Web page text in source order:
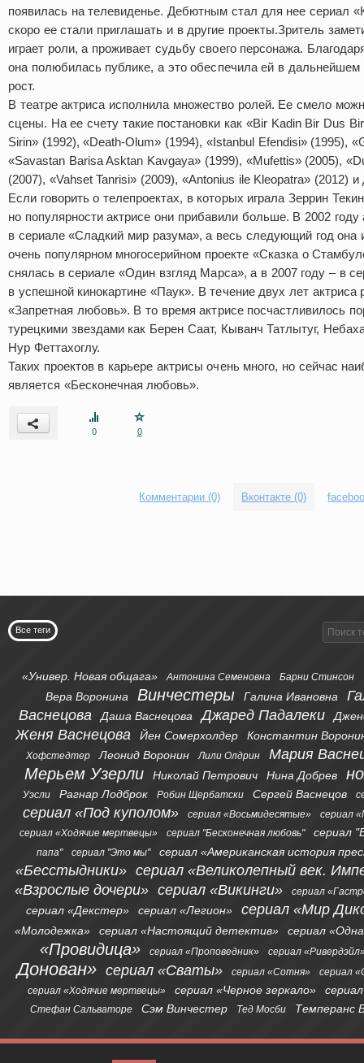
появилась на телевиденье. Дебютным стал для нее сериал
скоро ее стали приглашать и в другие проекты.Зритель
играет роли, а проживает судьбу своего персонажа.
она полюбилась публике, а это обеспечила ей в дальнейшем
рост.
В театре актриса исполнила множество ролей. Ее смело
сцены. На ее счету такие постановки как «Bir Kadin Bir Dus
Sirin» (1992), «Death-Olum» (1994), «Istanbul Efendisi» (1995),
«Savastan Barisa Asktan Kavgaya» (1999), «Mufettis» (2005),
(2007), «Vahset Tanrisi» (2009), «Antonius ile Kleopatra» (2012) и
Если говорить о телепроектах, в которых играла Зеррин
но популярности актрисе они прибавили больше. В 2002 году
в сериале «Сладкий мир разума», а весь следующий год она
очень популярном многосерийном проекте «Сказка о
снялась в сериале «Один взгляд Марса», а в 2007 году – в
в успешной кинокартине «Паук». В течение двух лет актриса
«Запретная любовь». В то время актрисе посчастливилось
турецкими звездами как Берен Саат, Кыванч Татлытуг,
Нур Феттахоглу.
Таких проектов в карьере актрисы очень много, но сейчас
является «Бесконечная любовь».
0 0
Комментарии (0) Вконтакте (0)
Все теги
«Универ. Новая общага» Антонина Семеновна Барни Стинсон
Вера Воронина Винчестеры Галина Ивановна
Васнецова
Даша Васнецова Джаред Падалеки
Женя Васнецова Йен Сомерхолдер Константин
Хофстедтер Леонид Воронин Лили Олдрин Мария
Мерьем Узерли Николай Петрович Нина Добрев
Уэсли Рагнар Лодброк Робин Щербатски Сергей Васнецов
сериал «Под куполом» сериал «Восьмидесятые»
сериал
сериал «Ходячие мертвецы»
сериал "Бесконечная любовь" сериал
папа" сериал "Это мы" сериал «Американская история
«Бесстыдники» сериал «Великолепный век.
«Взрослые дочери» сериал «Викинги» сериал
сериал «Декстер» сериал «Легион» сериал «Мир
«Молодежка» сериал «Настоящий детектив» сериал
«Провидица» сериал «Проповедник» сериал
Донован» сериал «Сваты» сериал «Сотня»
сериал
сериал «Ходячие мертвецы»
сериал «Черное зеркало»
Стефан Сальваторе Сэм Винчестер Тед Мосби Темперанс